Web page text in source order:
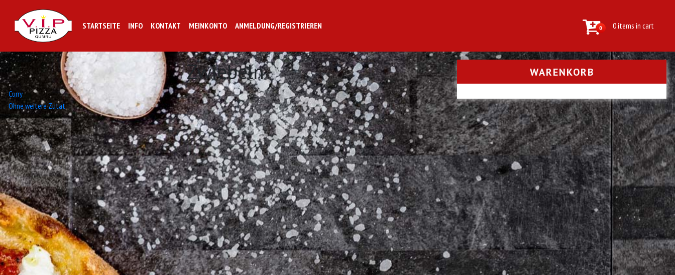
STARTSEITE INFO KONTAKT MEINKONTO ANMELDUNG/REGISTRIEREN 0 0 items in cart
Zwiebeln
Beitrags-
Navigation
Curry
Ohne weitere Zutat
WARENKORB